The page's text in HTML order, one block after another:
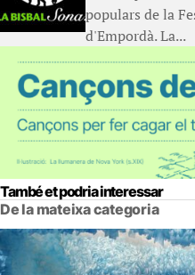
populars de la
d'Empordà. La...
També et podria interessar
De la mateixa categoria